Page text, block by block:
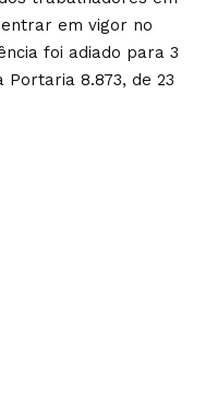
em vigor no
foi adiado para 3
8.873, de 23